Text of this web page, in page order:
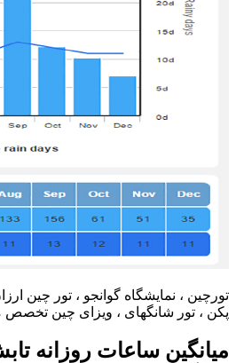
تورچین ، نمایشگاه گوانجو ، تور چین
پکن ، تور شانگهای ، ویزای چین
میانگین ساعات روزانه